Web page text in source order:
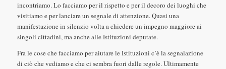
incontriamo. Lo facciamo per il rispetto e per il decoro dei luoghi che
visitiamo e per lanciare un segnale di attenzione. Quasi una
manifestazione in silenzio volta a chiedere un impegno maggiore ai
singoli cittadini, ma anche alle Istituzioni deputate.
Fra le cose che facciamo per aiutare le Istituzioni c’è la segnalazione
di ciò che vediamo e che ci sembra fuori dalle regole. Ultimamente